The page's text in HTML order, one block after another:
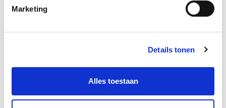
Marketing
Details tonen
Alles toestaan
van het premium
lockersysteem
vrijblijvend een
demo in.